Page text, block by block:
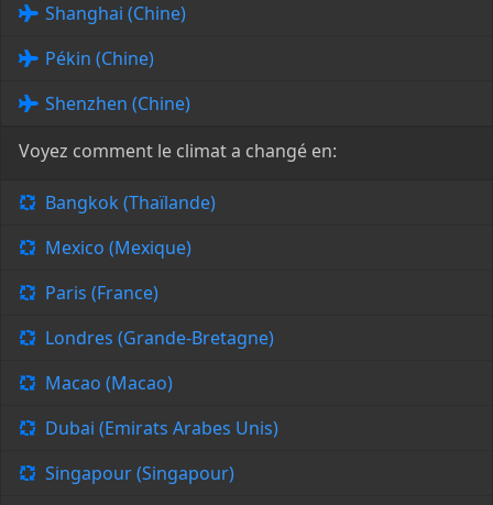
Shanghai (Chine)
Pékin (Chine)
Shenzhen (Chine)
Voyez comment le climat a changé en:
Bangkok (Thaïlande)
Mexico (Mexique)
Paris (France)
Londres (Grande-Bretagne)
Macao (Macao)
Dubai (Emirats Arabes Unis)
Singapour (Singapour)